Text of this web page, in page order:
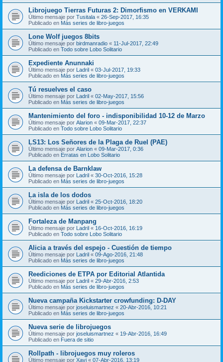
Librojuego Tierras Futuras 2: Dimorfismo en VERKAMI
Último mensaje por Tusitala « 26-Sep-2017, 16:35
Publicado en Más series de libro-juegos
Lone Wolf juegos 8bits
Último mensaje por birdmanradio « 11-Jul-2017, 22:49
Publicado en Todo sobre Lobo Solitario
Expediente Anunnaki
Último mensaje por Ladril « 03-Jul-2017, 19:33
Publicado en Más series de libro-juegos
Tú resuelves el caso
Último mensaje por Ladril « 02-May-2017, 15:56
Publicado en Más series de libro-juegos
Mantenimiento del foro - indisponibilidad 10-12 de Marzo
Último mensaje por Alarion « 09-Mar-2017, 22:37
Publicado en Todo sobre Lobo Solitario
LS13: Los Señores de la Plaga de Ruel (PAE)
Último mensaje por Alarion « 09-Mar-2017, 0:36
Publicado en Erratas en Lobo Solitario
La defensa de Barnklaw
Último mensaje por Ladril « 30-Oct-2016, 15:28
Publicado en Más series de libro-juegos
La isla de los dodos
Último mensaje por Ladril « 25-Oct-2016, 18:20
Publicado en Más series de libro-juegos
Fortaleza de Manpang
Último mensaje por Ladril « 16-Oct-2016, 16:19
Publicado en Todo sobre Lobo Solitario
Alicia a través del espejo - Cuestión de tiempo
Último mensaje por Ladril « 09-Ago-2016, 21:48
Publicado en Más series de libro-juegos
Reediciones de ETPA por Editorial Atlantida
Último mensaje por Ladril « 29-Abr-2016, 2:53
Publicado en Más series de libro-juegos
Nueva campaña Kickstarter crowfunding: D-DAY
Último mensaje por joseluismartnez « 20-Abr-2016, 10:21
Publicado en Más series de libro-juegos
Nueva serie de librojuegos
Último mensaje por joseluismartnez « 19-Abr-2016, 16:49
Publicado en Fuera de sitio
Rollpath - librojuegos muy roleros
Último mensaje por Xavi « 07-Abr-2016, 13:19